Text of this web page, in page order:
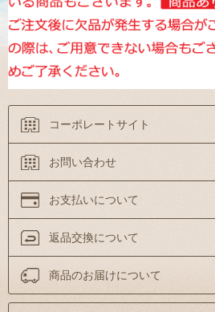
コーポレートサイト
お問い合わせ
お支払いについて
返品交換について
商品のお届けについて